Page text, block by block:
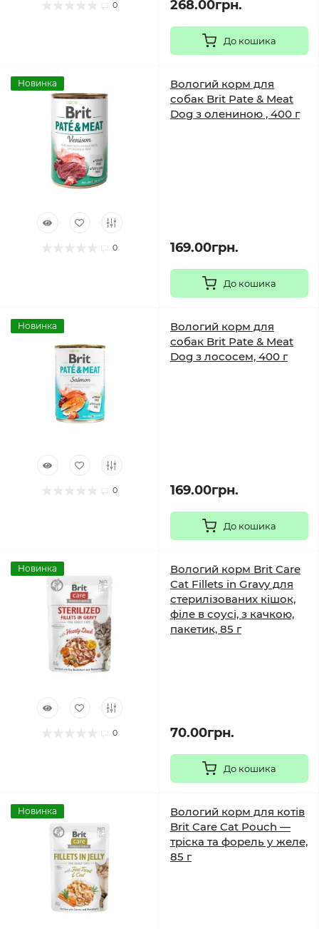
0 268.00грн.
До кошика
Новинка
0
Вологий корм для
собак Brit Pate & Meat
Dog з олениною , 400 г
169.00грн.
До кошика
Новинка
0
Вологий корм для
собак Brit Pate & Meat
Dog з лососем, 400 г
169.00грн.
До кошика
Новинка
0
Вологий корм Brit Care
Cat Fillets in Gravy для
стерилізованих кішок,
філе в соусі, з качкою,
пакетик, 85 г
70.00грн.
До кошика
Новинка
Вологий корм для котів
Brit Care Cat Pouch —
тріска та форель у желе,
85 г